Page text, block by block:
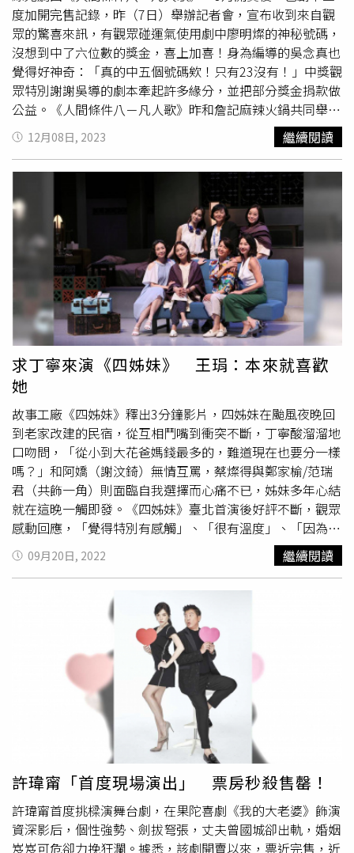
人可以再一起演戲，正巧王月找她幫忙演劇中一個角色，正
巧當天又有另一個劇團也聯繫上，邀楊千霈重新回到舞台，
「我就覺得從去年開始，彷彿有被劇場人又再看到了我的身
份，然後又被重新被喚起大家會記得說，『喔，千霈會演戲
喔』，是『會演戲』喔，而不是『已經演過』，大家其實真
的對我的表演有點小小的模糊。」（圖／林士傑攝）就像這
次的舞台劇作品《把我娶回家》，其實是2015年前已經播
出過的電視電影，導演郎祖筠跟外籍先生討論起「冥婚」的
議題、寫成了劇本，把文化的衝擊融入其中，隔了9年要登
上舞台，再邀楊千霈擔綱女主角，不少角色都換人詮釋、而
沒跟郎祖筠的春河劇團合作過，是讓楊千霈點頭原因之一。
楊千霈分析主持跟演戲的投入狀態，像是金馬紅毯從宣布入
圍到頒獎典禮，大概需要一個半月的時間統整資料、看50部
左右的影片、把無數張的入圍訊息濃縮……如果是一次性的
活動，主持場記者會之類的，也是得花個幾天時間做功課，
而舞台劇則是看劇團，光是排戲也就需要幾個月時間。「我
喜歡劇團舞台劇的原因，是因為它很像是一場集體創作，主
持就是會有所謂的主辦單位或是廠商，他們想要什麼，你盡
量去圓滿他們，演戲的部分就是 在劇團來講，我們會比較
多的發展型，譬如說本來劇本是寫這樣，但是演一演我跟你
有一些不同的火花，覺得好像可以玩玩看這種東西，在這個
過程當中我們可以去集體創作，劇本可能就很像一個枝幹、
一個骨架，但是被舞台劇的演員大家（發展）就長出肉啊、
長出這些經絡啊、血管啊，可以慢慢慢慢發展出來，那就是
一個很深刻的作品。當然跟這些朝夕相處的演員們，你們的
感情也會很好，因為很好玩、可以嘗試很多不同的段子，可
能一場戲我們可以玩不同的走位、可以做不同的嘗試，它彷
彿也很像是一個類似像是在學習的過程、上表演課的過
程。」（圖／林士傑攝）「那回歸到這次的《把我娶回
家》，我更覺得收穫滿滿，因為導演是郎姐，我每次光看她
在導戲、在跟演員們示範、互動，我在旁邊都覺得真的是每
天都在上課，就好像海綿一樣一直一直在吸水，所以我覺得
舞台劇它迷人的地方，當然除了這個創作過程，還有在舞台
上的表現，很多就是就只有一次的機會，它沒有辦法再回
來，講錯詞就講錯詞、忘掉這一段就忘掉這一段，你不能這
樣把它倒回去、你不能藉由一些後製的方式去調整它整個戲
劇的結構，我覺得這也是舞台劇滿刺激的地方。」在投入了
大量時間跟精力後，楊千霈形容「戲演完會很空虛、真的是
被掏空」，要跟角色說再見、要跟幾個月來朝夕相處的劇團
夥伴說再見，很像談了場戀愛，戲散要離婚了，而且還不知
道有沒機會再聚首，所以在過程中的真實、滿足、緊密，走
到尾聲的失落跟沮喪相對更強烈，她笑說：「但主持完是那
種很豪氣說 『老娘完成了』。」先思考一下剛剛主持得怎
樣、跟工作人員討論分享，年紀越增長越嚴格在意每個環
度加開完售記錄，昨（7日）舉辦記者會，宣布收到來自觀
眾的驚喜來訊，有觀眾碰運氣使用劇中廖明燦的神秘號碼，
沒想到中了六位數的獎金，喜上加喜！身為編導的吳念真也
覺得好神奇：「真的中五個號碼欸！只有23沒有！」中獎觀
眾特別謝謝吳導的劇本牽起許多緣分，並把部分獎金捐款做
公益。《人間條件八－凡人歌》昨和詹記麻辣火鍋共同舉辦
「詹詹喜氣 人間麻辣PA」，除了店面換上劇中經典場景成
為拍照打卡點外，現場導演吳念真、執行導演吳定謙、演員
陳希聖、王琄、楊大正、林雨宣、朱宥琳皆出席來和粉絲同
歡，串連劇中廖家一家人角色，招待綠光粉絲來吃詹記麻辣
燙話家常，還能聽吳念真導演開示人生哲學。《人間條件
八-凡人歌》主演群「廖家一家人」合影，左起朱宥琳、林
雨宣、楊大正、王琄、陳希聖。（圖／綠光創藝提供，攝影
張大魯）現場吳念真導演也和大家分享第一次寫「人間喜
劇」的心情：「第一場演出很緊張，首演完知道觀眾都很喜
歡，我人生第一次那麼失態的在幕後狂叫！」為了讓整齣戲
的喜劇節奏更完美，執行導演吳定謙表示自己第一次斗膽問
了吳念真：「我可不可以刪你幾句台詞？」許多觀眾的笑點
也出乎意料之外，吳念真提到特別是這部戲的結尾，當主角
廖明燦說「要相信這是愛，不然未來的日子怎麼活？」觀眾
反應熱烈到男主角陳希聖需要重新抓這句台詞的節奏。剛得
到金鐘獎男配角的楊大正是第一次演喜劇，特別是要回家向
爸爸拐錢的這場戲最需要突破，最後得出的喜劇心法：「把
羞恥心丟掉，就可以演好！」和楊大正飾演「胡鬧八家酒夫
妻」的林雨宣，過去在綠光劇團多是詮釋悲苦角色，為了詮
釋好林雨靜這位很台的辣媽，她表示自己要常常滑抖音找靈
感。老神在在，飾演廖妻的王琄則分享：「戲中的蛋糕太好
吃，漏掉一個cue點，被吳定謙給了一個筆記。」《人間條
件八－凡人歌》目前全台已狂掃2.5萬席次，現公布加開，
臺南文化中心2024年2月24日加開晚場，臺北城市舞台、國
家戲劇院場次也將釋出最後一波席位，還沒買到票的觀眾粉
絲一定要把握搶票機會。更多詳情請洽綠光劇團，或上綠光
劇團粉絲頁、兩廳院文化生活OPENTIX售票系統。
12月08日, 2023 繼續閱讀
求丁寧來演《四姊妹》 王琄：本來就喜歡
她
故事工廠《四姊妹》釋出3分鐘影片，四姊妹在颱風夜晚回
到老家改建的民宿，從互相鬥嘴到衝突不斷，丁寧酸溜溜地
口吻問，「從小到大花爸媽錢最多的，難道現在也要分一樣
嗎？」和阿嬌（謝汶錡）無情互罵，蔡燦得與鄭家榆/范瑞
君（共飾一角）則面臨自我選擇而心痛不已，姊妹多年心結
就在這晚一觸即發。《四姊妹》臺北首演後好評不斷，觀眾
感動回應，「覺得特別有感觸」、「很有溫度」、「因為我
們姊妹，讓我覺得不像孤兒」。王琄舞台劇導演處女秀《四
姐妹》收穫高口碑！（圖／故事工廠） 《四姊妹》是金鐘
獎影后王琄首次獻出舞台劇導演處女秀，她希望大家看完離
開都能帶著「禮物」回去，想傳達：「誰都是帶著傷繼續生
活下去，對生活充滿了希望，因為不孤單，所以不害怕。」
首次執導面對高壓的台北首演後，她反倒回歸日常生活，
「結束後立刻投入畫畫，給生活節奏恢復正常的運動、散步
以及教書。也聽聽朋友的意見回饋，把自己的創作理念細節
跟朋友分享。」她透露從藝人朋友獲得正向反饋，「他們說
很意外地好看，還有與一般人指的姊妹不一樣，有心意、有
感動。」執導《四姊妹》對她來說也是送給自己一份大禮，
「擴張了自己的舒適區，完成了一件困難的事情，開拓自己
的視野。」王琄感性說：「《四姊妹》上半場熱鬧、下半場
舒緩；上半場如熱鬧滾滾的開水、下半場則如烹煮完成的一
碗茶，讓台上與台下對飲，演員與觀眾對飲角色，與觀眾的
童年投射對飲，奉茶給你向每一個你致上深深愛意。」這是
09月20日, 2022 繼續閱讀
許瑋甯「首度現場演出」 票房秒殺售罄！
許瑋甯首度挑樑演舞台劇，在果陀喜劇《我的大老婆》飾演
資深影后，個性強勢、劍拔弩張，丈夫曾國城卻出軌，婚姻
岌岌可危卻力挽狂瀾。據悉，該劇開賣以來，票近完售，近